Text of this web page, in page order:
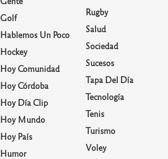
Golf
Hablemos Un Poco
Hockey
Hoy Comunidad
Hoy Córdoba
Hoy Día Clip
Hoy Mundo
Hoy País
Humor
Rugby
Salud
Sociedad
Sucesos
Tapa Del Día
Tecnología
Tenis
Turismo
Voley